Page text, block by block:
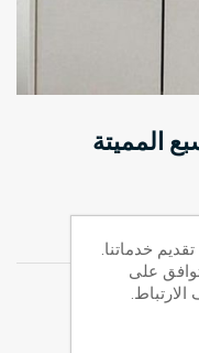
المميتة
خدماتنا.
على